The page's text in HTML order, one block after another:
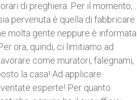
di preghiera. Per il momento,
pervenuta è quella di fabbricare
molta gente neppure è informata
ora, quindi, ci limitiamo ad
come muratori, falegnami,
la casa! Ad applicare
esperte! Per quanto